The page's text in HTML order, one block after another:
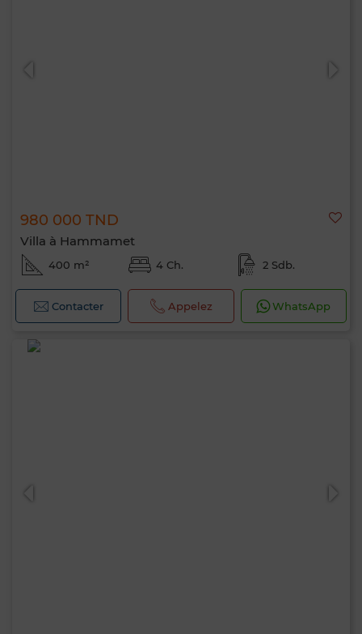
980 000 TND
Villa à Hammamet
400 m² 4 Ch. 2 Sdb.
Contacter Appelez WhatsApp